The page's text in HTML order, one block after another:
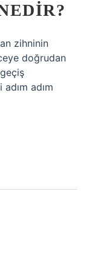
zihninin
doğrudan
adım